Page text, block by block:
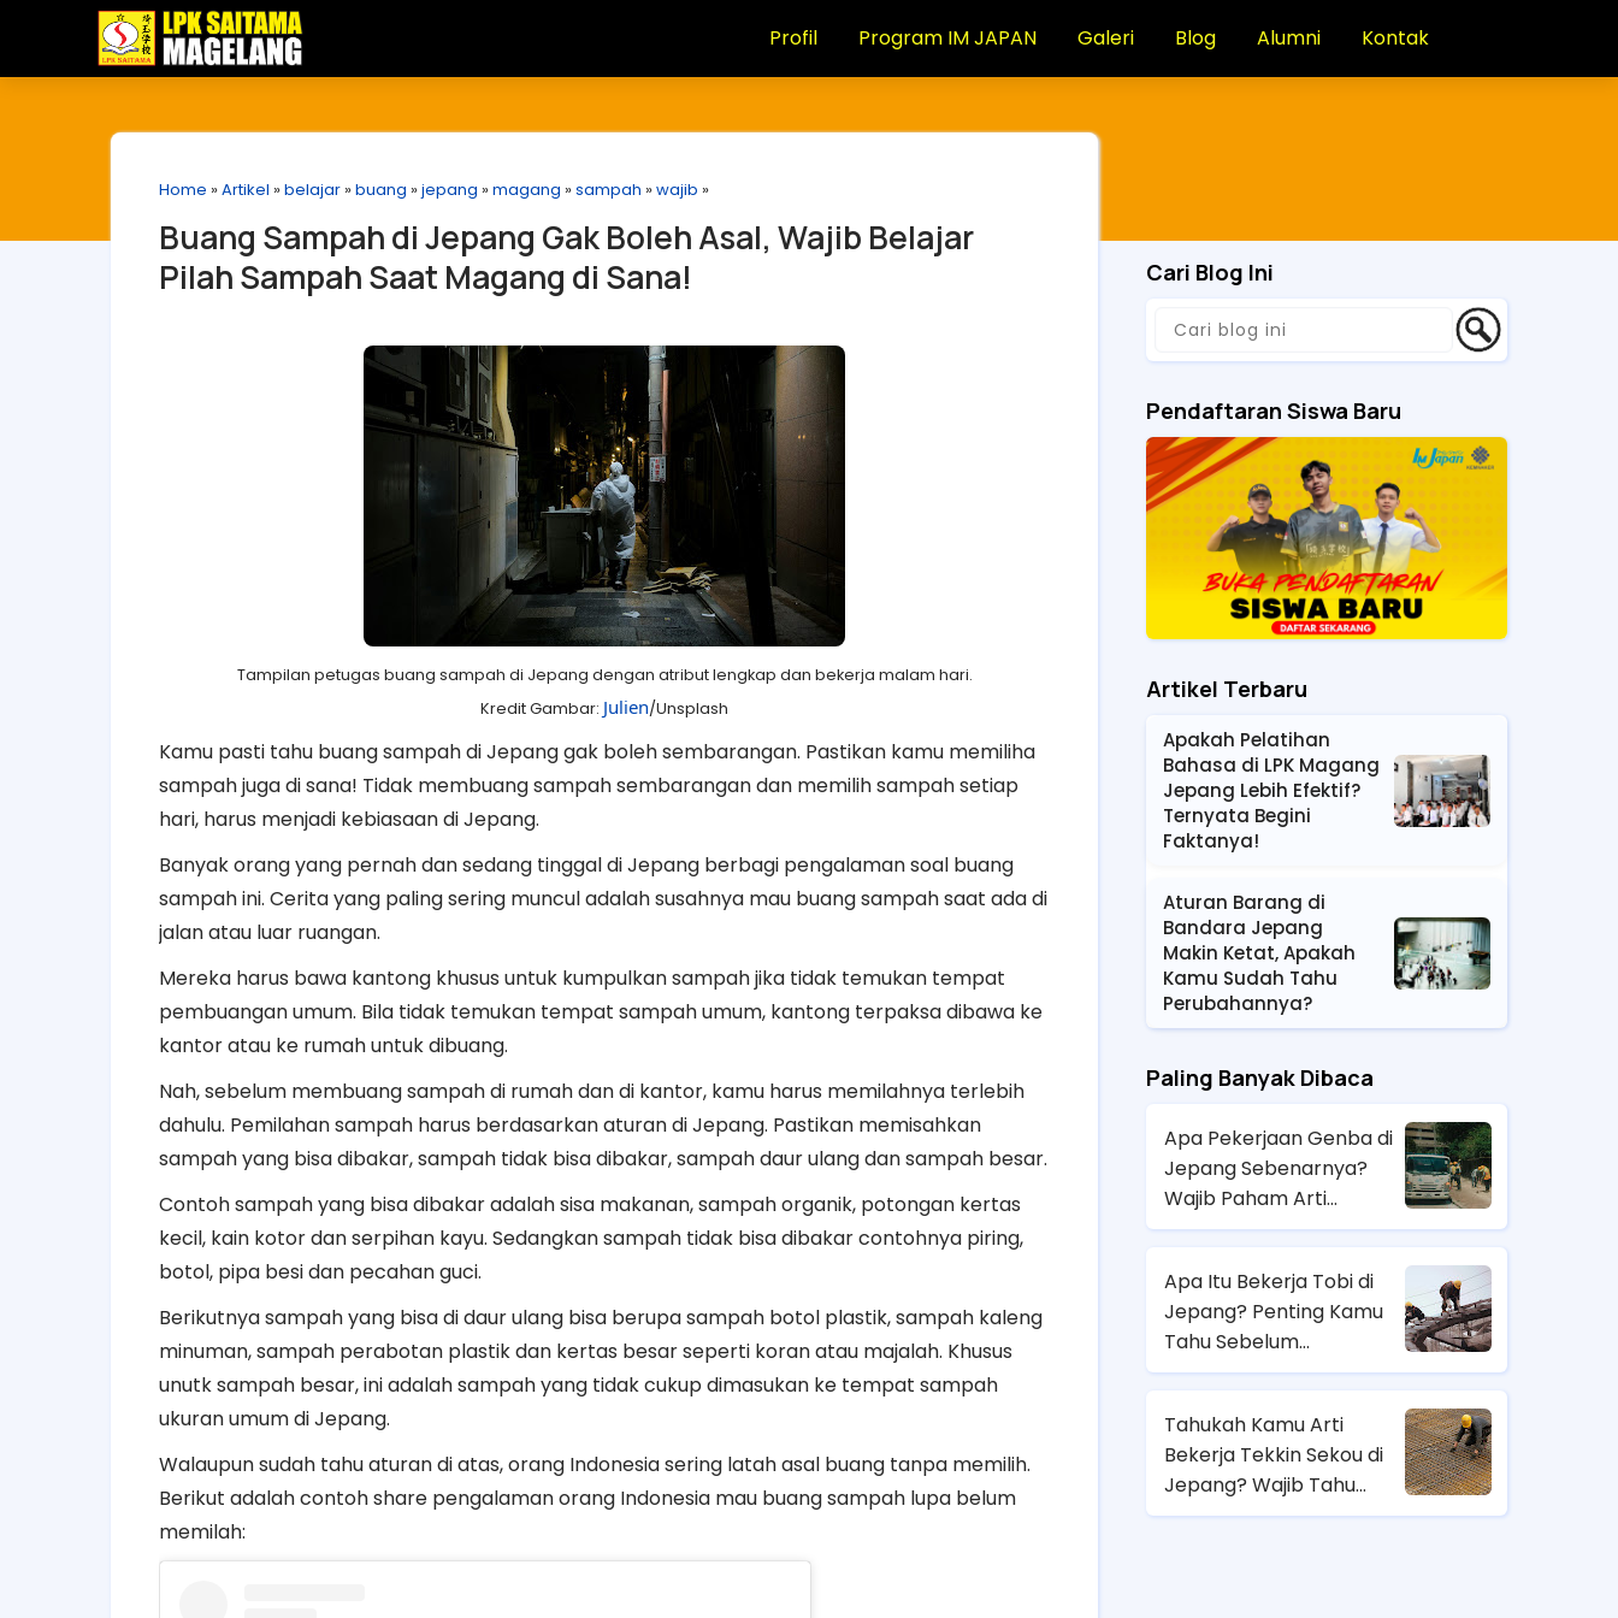
Profil Program IM JAPAN Galeri Blog Alumni Kontak
Home »Artikel »belajar »buang »jepang »magang »sampah »wajib »
Buang Sampah di Jepang Gak Boleh Asal, Wajib Belajar
Pilah Sampah Saat Magang di Sana!
Tampilan petugas buang sampah di Jepang dengan atribut lengkap dan bekerja malam hari.
Kredit Gambar: Julien/Unsplash
Kamu pasti tahu buang sampah di Jepang gak boleh sembarangan. Pastikan kamu memiliha
sampah juga di sana! Tidak membuang sampah sembarangan dan memilih sampah setiap
hari, harus menjadi kebiasaan di Jepang.
Banyak orang yang pernah dan sedang tinggal di Jepang berbagi pengalaman soal buang
sampah ini. Cerita yang paling sering muncul adalah susahnya mau buang sampah saat ada di
jalan atau luar ruangan.
Mereka harus bawa kantong khusus untuk kumpulkan sampah jika tidak temukan tempat
pembuangan umum. Bila tidak temukan tempat sampah umum, kantong terpaksa dibawa ke
kantor atau ke rumah untuk dibuang.
Nah, sebelum membuang sampah di rumah dan di kantor, kamu harus memilahnya terlebih
dahulu. Pemilahan sampah harus berdasarkan aturan di Jepang. Pastikan memisahkan
sampah yang bisa dibakar, sampah tidak bisa dibakar, sampah daur ulang dan sampah besar.
Contoh sampah yang bisa dibakar adalah sisa makanan, sampah organik, potongan kertas
kecil, kain kotor dan serpihan kayu. Sedangkan sampah tidak bisa dibakar contohnya piring,
botol, pipa besi dan pecahan guci.
Berikutnya sampah yang bisa di daur ulang bisa berupa sampah botol plastik, sampah kaleng
minuman, sampah perabotan plastik dan kertas besar seperti koran atau majalah. Khusus
unutk sampah besar, ini adalah sampah yang tidak cukup dimasukan ke tempat sampah
ukuran umum di Jepang.
Walaupun sudah tahu aturan di atas, orang Indonesia sering latah asal buang tanpa memilih.
Berikut adalah contoh share pengalaman orang Indonesia mau buang sampah lupa belum
memilah:
Cari Blog Ini
Pendaftaran Siswa Baru
Artikel Terbaru
Apakah Pelatihan
Bahasa di LPK Magang
Jepang Lebih Efektif?
Ternyata Begini
Faktanya!
Aturan Barang di
Bandara Jepang
Makin Ketat, Apakah
Kamu Sudah Tahu
Perubahannya?
Paling Banyak Dibaca
Apa Pekerjaan Genba di
Jepang Sebenarnya?
Wajib Paham Arti
Pekerjaannya Sebelum
Apa Itu Bekerja Tobi di
Jepang? Penting Kamu
Tahu Sebelum
Berangkat Magang Kerja
Tahukah Kamu Arti
Bekerja Tekkin Sekou di
Jepang? Wajib Tahu
Sebelum Pilih Job